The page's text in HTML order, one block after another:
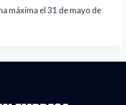
máxima el 31 de mayo de